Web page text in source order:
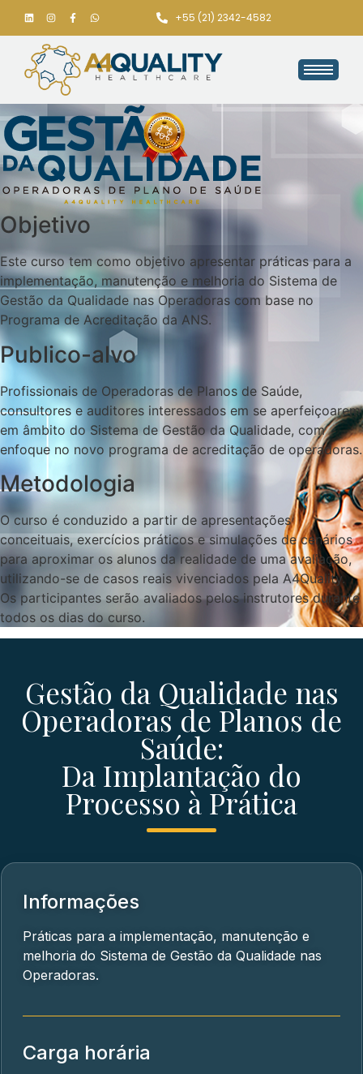
+55 (21) 2342-4582
Objetivo
Este curso tem como objetivo apresentar práticas para a
implementação, manutenção e melhoria do Sistema de
Gestão da Qualidade nas Operadoras com base no
Programa de Acreditação da ANS.
Publico-alvo
Profissionais de Operadoras de Planos de Saúde,
consultores e auditores interessados em se aperfeiçoarem
em âmbito do Sistema de Gestão da Qualidade, com
enfoque no novo programa de acreditação de operadoras.
Metodologia
O curso é conduzido a partir de apresentações
conceituais, exercícios práticos e simulações de cenários
para aproximar os alunos da realidade de uma avaliação,
utilizando-se de casos reais vivenciados pela A4Quality.
Os participantes serão avaliados pelos instrutores durante
todos os dias do curso.
Gestão da Qualidade nas
Operadoras de Planos de
Saúde:
Da Implantação do
Processo à Prática
Informações
Práticas para a implementação, manutenção e
melhoria do Sistema de Gestão da Qualidade nas
Operadoras.
Carga horária